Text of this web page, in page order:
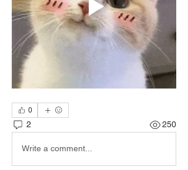
0
2 250
Write a comment...